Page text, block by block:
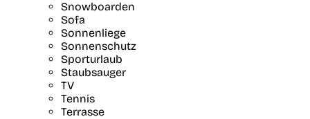
Snowboarden
Sofa
Sonnenliege
Sonnenschutz
Sporturlaub
Staubsauger
TV
Tennis
Terrasse